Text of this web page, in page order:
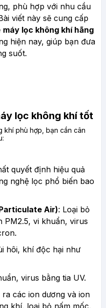
phù hợp với nhu cầu
viết này sẽ cung cấp
máy lọc không khí hãng
hiện nay, giúp bạn đưa
suốt.
lọc không khí tốt
khí phù hợp, bạn cần cân
quyết định hiệu quả
nghệ lọc phổ biến bao
Air): Loại bỏ
PM2.5, vi khuẩn, virus
hôi, khí độc hại như
virus bằng tia UV.
ra các ion dương và ion
khí, loại bỏ nấm mốc,